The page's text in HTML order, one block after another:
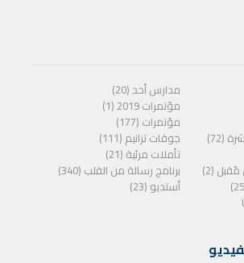
مدارس أحد (20)
مؤتمرات 2019 (1)
مؤتمرات (177)
(72)
جوقات ترانيم (111)
تأملات مرئية (21)
(2)
برنامج رسالة من القلب (340)
أستديو (23)